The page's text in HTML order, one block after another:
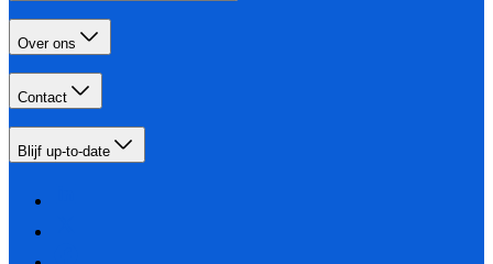
Over ons
Contact
Blijf up-to-date